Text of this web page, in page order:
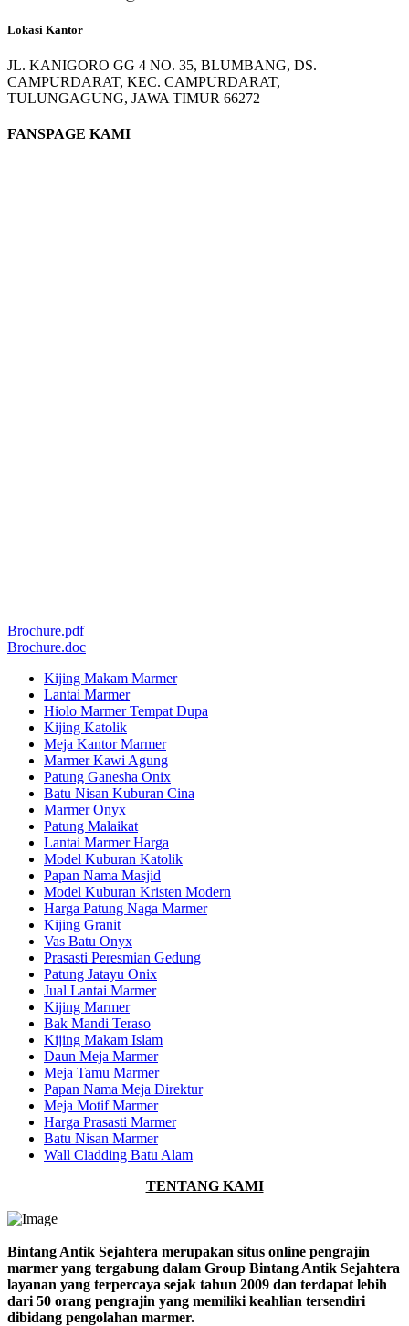
Lokasi Kantor
JL. KANIGORO GG 4 NO. 35, BLUMBANG, DS.
CAMPURDARAT, KEC. CAMPURDARAT,
TULUNGAGUNG, JAWA TIMUR 66272
FANSPAGE KAMI
Brochure.pdf
Brochure.doc
Kijing Makam Marmer
Lantai Marmer
Hiolo Marmer Tempat Dupa
Kijing Katolik
Meja Kantor Marmer
Marmer Kawi Agung
Patung Ganesha Onix
Batu Nisan Kuburan Cina
Marmer Onyx
Patung Malaikat
Lantai Marmer Harga
Model Kuburan Katolik
Papan Nama Masjid
Model Kuburan Kristen Modern
Harga Patung Naga Marmer
Kijing Granit
Vas Batu Onyx
Prasasti Peresmian Gedung
Patung Jatayu Onix
Jual Lantai Marmer
Kijing Marmer
Bak Mandi Teraso
Kijing Makam Islam
Daun Meja Marmer
Meja Tamu Marmer
Papan Nama Meja Direktur
Meja Motif Marmer
Harga Prasasti Marmer
Batu Nisan Marmer
Wall Cladding Batu Alam
TENTANG KAMI
Bintang Antik Sejahtera merupakan situs online pengrajin
marmer yang tergabung dalam Group Bintang Antik Sejahtera
layanan yang terpercaya sejak tahun 2009 dan terdapat lebih
dari 50 orang pengrajin yang memiliki keahlian tersendiri
dibidang pengolahan marmer.